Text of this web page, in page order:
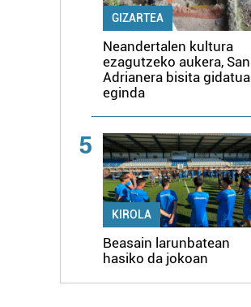
GIZARTEA
Neandertalen kultura
ezagutzeko aukera, San
Adrianera bisita gidatua
eginda
5
KIROLA
Beasain larunbatean
hasiko da jokoan